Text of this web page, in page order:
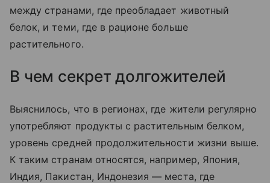
между странами, где преобладает животный
белок, и теми, где в рационе больше
растительного.
В чем секрет долгожителей
Выяснилось, что в регионах, где жители регулярно
употребляют продукты с растительным белком,
уровень средней продолжительности жизни выше.
К таким странам относятся, например, Япония,
Индия, Пакистан, Индонезия — места, где